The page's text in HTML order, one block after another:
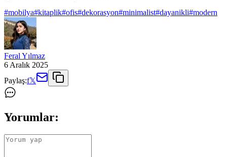
#mobilya#kitaplik#ofis#dekorasyon#minimalist#dayanikli#modern
Feral Yılmaz
6 Aralık 2025
Paylaş:f𝕏
Yorumlar: